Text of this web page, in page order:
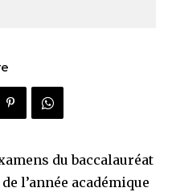
du baccalauréat
l’année académique